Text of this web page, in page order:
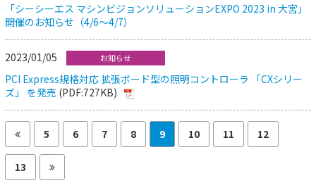
「シーシーエス マシンビジョンソリューションEXPO 2023 in 大宮」
開催のお知らせ（4/6～4/7）
2023/01/05 お知らせ
PCI Express規格対応 拡張ボード型の照明コントローラ 「CXシリー
ズ」 を発売 (PDF:727KB)
5 6 7 8 9 10 11 12
13